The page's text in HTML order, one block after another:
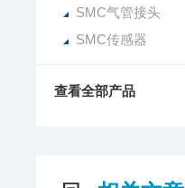
SMC气管接头
SMC传感器
查看全部产品